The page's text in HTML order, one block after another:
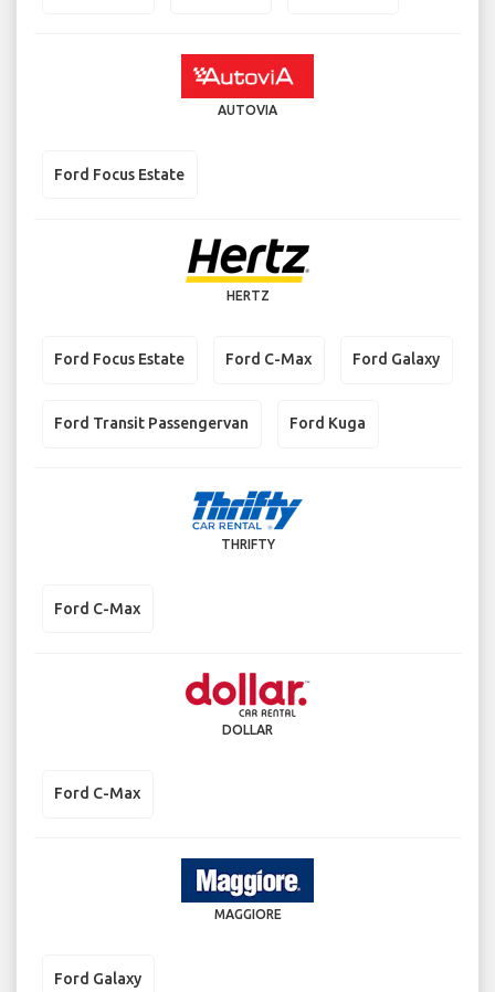
AUTOVIA
Ford Focus Estate
HERTZ
Ford Focus Estate Ford C-Max Ford Galaxy
Ford Transit Passengervan Ford Kuga
THRIFTY
Ford C-Max
DOLLAR
Ford C-Max
MAGGIORE
Ford Galaxy